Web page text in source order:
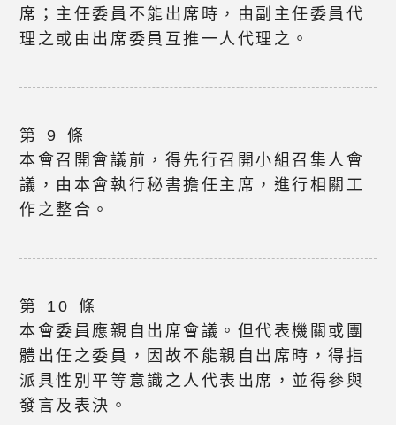
席；主任委員不能出席時，由副主任委員代
理之或由出席委員互推一人代理之。
第 9 條
本會召開會議前，得先行召開小組召集人會
議，由本會執行秘書擔任主席，進行相關工
作之整合。
第 10 條
本會委員應親自出席會議。但代表機關或團
體出任之委員，因故不能親自出席時，得指
派具性別平等意識之人代表出席，並得參與
發言及表決。